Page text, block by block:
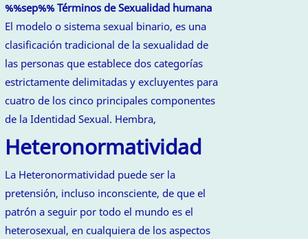
%%sep%% Términos de Sexualidad humana
El modelo o sistema sexual binario, es una
clasificación tradicional de la sexualidad de
las personas que establece dos categorías
estrictamente delimitadas y excluyentes para
cuatro de los cinco principales componentes
de la Identidad Sexual. Hembra,
Heteronormatividad
La Heteronormatividad puede ser la
pretensión, incluso inconsciente, de que el
patrón a seguir por todo el mundo es el
heterosexual, en cualquiera de los aspectos